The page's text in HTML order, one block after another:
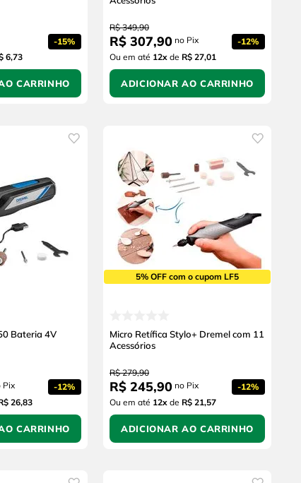
-15%
6,73
CARRINHO
R$ 349,90
R$ 307,90 no Pix -12%
Ou em até 12x de R$ 27,01
ADICIONAR AO CARRINHO
Bateria 4V
Pix -12%
26,83
CARRINHO
5% OFF com o cupom LF5
Micro Retífica Stylo+ Dremel com 11
Acessórios
R$ 279,90
R$ 245,90 no Pix -12%
Ou em até 12x de R$ 21,57
ADICIONAR AO CARRINHO